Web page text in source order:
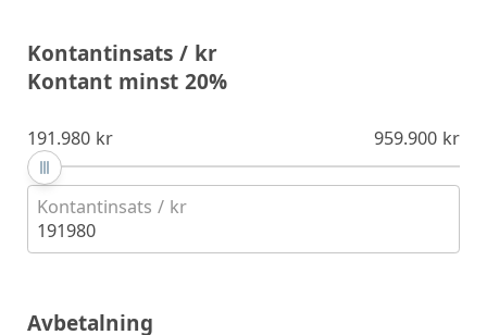
Kontantinsats / kr
Kontant minst 20%
191.980 kr 959.900 kr
Kontantinsats / kr
191980
Avbetalning